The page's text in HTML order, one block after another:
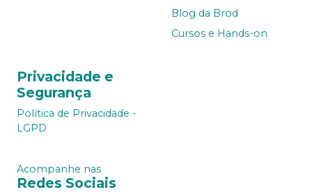
Blog da Brod
Cursos e Hands-on
Privacidade e
Segurança
Política de Privacidade -
LGPD
Acompanhe nas
Redes Sociais